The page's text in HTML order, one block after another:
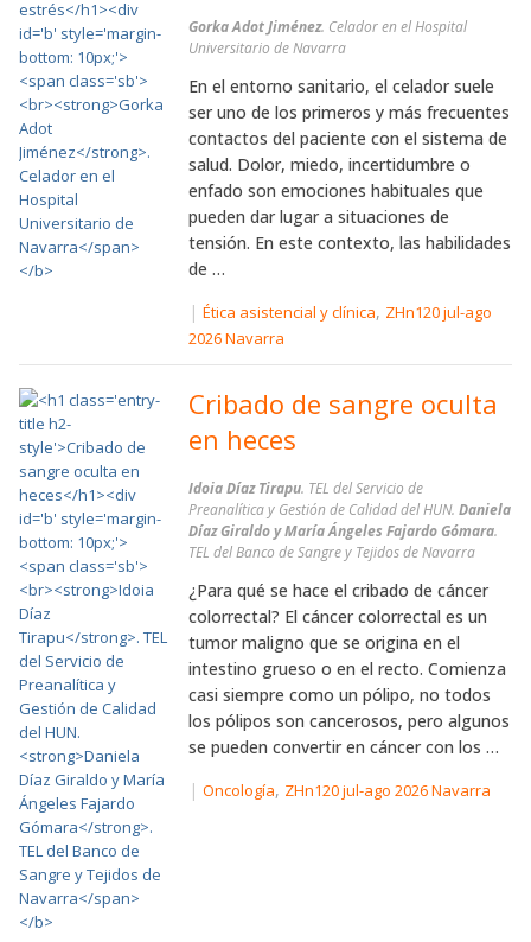
Gorka Adot Jiménez. Celador en el Hospital
Universitario de Navarra
En el entorno sanitario, el celador suele
ser uno de los primeros y más frecuentes
contactos del paciente con el sistema de
salud. Dolor, miedo, incertidumbre o
enfado son emociones habituales que
pueden dar lugar a situaciones de
tensión. En este contexto, las habilidades
de …
| Ética asistencial y clínica, ZHn120 jul-ago
2026 Navarra
Cribado de sangre oculta
en heces
Idoia Díaz Tirapu. TEL del Servicio de
Preanalítica y Gestión de Calidad del HUN. Daniela
Díaz Giraldo y María Ángeles Fajardo Gómara.
TEL del Banco de Sangre y Tejidos de Navarra
¿Para qué se hace el cribado de cáncer
colorrectal? El cáncer colorrectal es un
tumor maligno que se origina en el
intestino grueso o en el recto. Comienza
casi siempre como un pólipo, no todos
los pólipos son cancerosos, pero algunos
se pueden convertir en cáncer con los …
| Oncología, ZHn120 jul-ago 2026 Navarra